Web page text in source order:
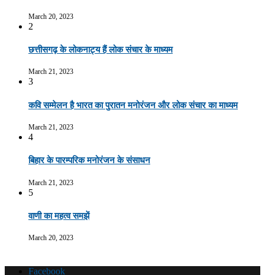
March 20, 2023
2
छत्तीसगढ़ के लोकनाट्य हैं लोक संचार के माध्यम
March 21, 2023
3
कवि सम्मेलन है भारत का पुरातन मनोरंजन और लोक संचार का माध्यम
March 21, 2023
4
बिहार के पारम्परिक मनोरंजन के संसाधन
March 21, 2023
5
वाणी का महत्व समझें
March 20, 2023
Facebook